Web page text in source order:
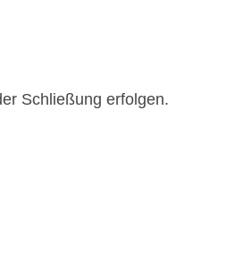
Schließung erfolgen.